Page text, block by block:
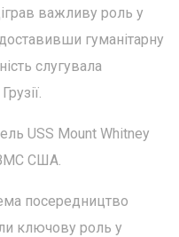
важливу роль у
доставивши гуманітарну
слугувала
USS Mount Whitney
США.
посередництво
ключову роль у